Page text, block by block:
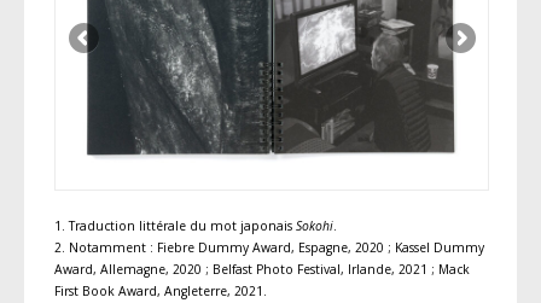
1. Traduction littérale du mot japonais Sokohi.
2. Notamment : Fiebre Dummy Award, Espagne, 2020 ; Kassel Dummy
Award, Allemagne, 2020 ; Belfast Photo Festival, Irlande, 2021 ; Mack
First Book Award, Angleterre, 2021.